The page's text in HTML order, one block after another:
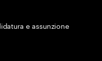
e assunzione